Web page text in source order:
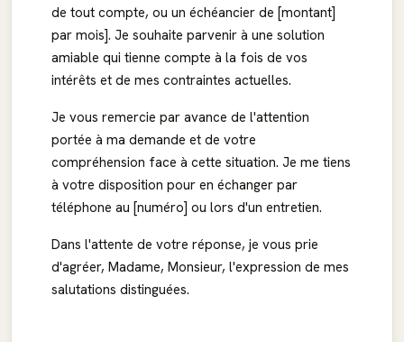
de tout compte, ou un échéancier de [montant]
par mois]. Je souhaite parvenir à une solution
amiable qui tienne compte à la fois de vos
intérêts et de mes contraintes actuelles.
Je vous remercie par avance de l'attention
portée à ma demande et de votre
compréhension face à cette situation. Je me tiens
à votre disposition pour en échanger par
téléphone au [numéro] ou lors d'un entretien.
Dans l'attente de votre réponse, je vous prie
d'agréer, Madame, Monsieur, l'expression de mes
salutations distinguées.